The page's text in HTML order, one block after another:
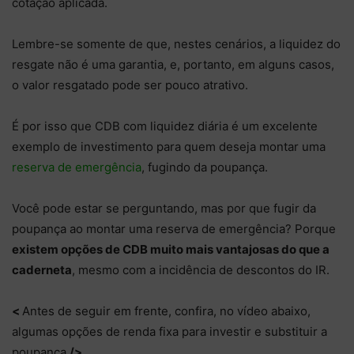
Lembre-se somente de que, nestes cenários, a liquidez do
resgate não é uma garantia, e, portanto, em alguns casos,
o valor resgatado pode ser pouco atrativo.
É por isso que CDB com liquidez diária é um excelente
exemplo de investimento para quem deseja montar uma
reserva de emergência, fugindo da poupança.
Você pode estar se perguntando, mas por que fugir da
poupança ao montar uma reserva de emergência? Porque
existem opções de CDB muito mais vantajosas do que a
caderneta, mesmo com a incidência de descontos do IR.
< Antes de seguir em frente, confira, no vídeo abaixo,
algumas opções de renda fixa para investir e substituir a